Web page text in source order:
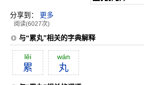
分享到： 更多
阅读(6027次)
与“累丸”相关的字典解释
lĕi
累
wán
丸